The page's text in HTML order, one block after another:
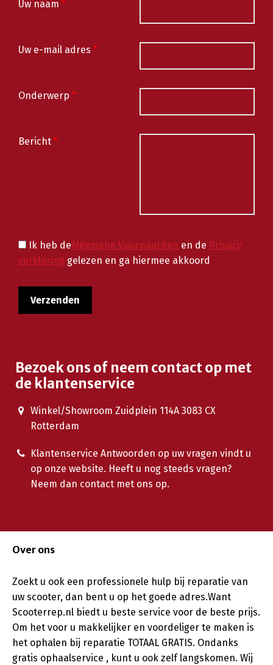
Uw naam *
Uw e-mail adres *
Onderwerp *
Bericht *
Ik heb deAlgemene Voorwaarden en de Privacy
verklaring gelezen en ga hiermee akkoord
Bezoek ons of neem contact op met
de klantenservice
Winkel/Showroom Zuidplein 114A 3083 CX
Rotterdam
Klantenservice Antwoorden op uw vragen vindt u
op onze website. Heeft u nog steeds vragen?
Neem dan contact met ons op.
Over ons
Zoekt u ook een professionele hulp bij reparatie van
uw scooter, dan bent u op het goede adres.Want
Scooterrep.nl biedt u beste service voor de beste prijs.
Om het voor u makkelijker en voordeliger te maken is
het ophalen bij reparatie TOTAAL GRATIS. Ondanks
gratis ophaalservice , kunt u ook zelf langskomen. Wij